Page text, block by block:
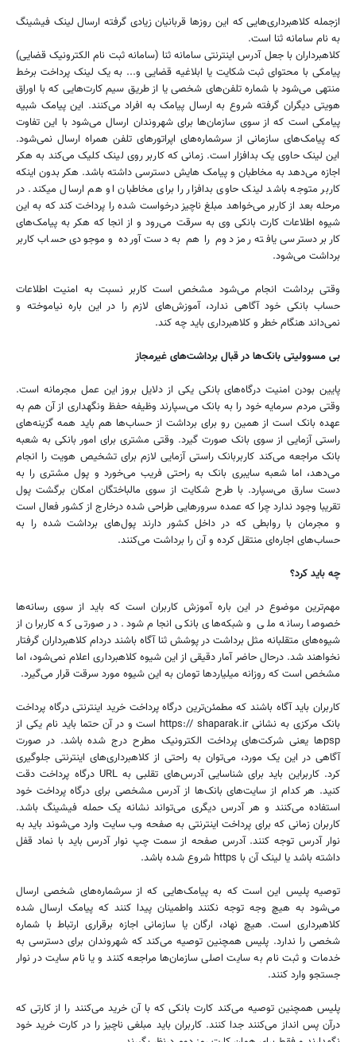
ازجمله کلاهبرداری‌هایی که این روزها قربانیان زیادی گرفته ارسال لینک فیشینگ
به نام سامانه ثنا است.
کلاهبرداران با جعل آدرس اینترنتی سامانه ثنا (سامانه ثبت نام الکترونیک قضایی)
پیامکی با محتوای ثبت شکایت یا ابلاغیه قضایی و... به یک لینک پرداخت برخط
منتهی می‌شود با شماره تلفن‌های شخصی یا از طریق سیم کارت‌هایی که با اوراق
هویتی دیگران گرفته شروع به ارسال پیامک به افراد می‌کنند. این پیامک شبیه
پیامکی است که از سوی سازمان‌ها برای شهروندان ارسال می‌شود با این تفاوت
که پیامک‌های سازمانی از سرشماره‌های اپراتورهای تلفن همراه ارسال نمی‌شود.
این لینک حاوی یک بدافزار است. زمانی که کاربر روی لینک کلیک می‌کند به هکر
اجازه می‌دهد به مخاطبان و پیامک هایش دسترسی داشته باشد. هکر بدون اینکه
کاربر متوجه باشد لینک حاوی بدافزار را برای مخاطبان او هم ارسال میکند. در
مرحله بعد از کاربر می‌خواهد مبلغ ناچیز درخواست شده را پرداخت کند که به این
شیوه اطلاعات کارت بانکی وی به سرقت می‌رود و از انجا که هکر به پیامک‌های
کاربر دسترسی یافته رمز دوم را هم به دست آورده و موجودی حساب کاربر
برداشت می‌شود.
وقتی برداشت انجام می‌شود مشخص است کاربر نسبت به امنیت اطلاعات
حساب بانکی خود آگاهی ندارد، آموزش‌های لازم را در این باره نیاموخته و
نمی‌داند هنگام خطر و کلاهبرداری باید چه کند.
بی مسوولیتی بانک‌ها در قبال برداشت‌های غیرمجاز
پایین بودن امنیت درگاه‌های بانکی یکی از دلایل بروز این عمل مجرمانه است.
وقتی مردم سرمایه خود را به بانک می‌سپارند وظیفه حفظ ونگهداری از آن هم به
عهده بانک است از همین رو برای برداشت از حساب‌ها هم باید همه گزینه‌های
راستی آزمایی از سوی بانک صورت گیرد. وقتی مشتری برای امور بانکی به شعبه
بانک مراجعه می‌کند کاربربانک راستی آزمایی لازم برای تشخیص هویت را انجام
می‌دهد، اما شعبه سایبری بانک به راحتی فریب می‌خورد و پول مشتری را به
دست سارق می‌سپارد. با طرح شکایت از سوی مالباختگان امکان برگشت پول
تقریبا وجود ندارد چرا که عمده سرورهایی طراحی شده درخارج از کشور فعال است
و مجرمان با روابطی که در داخل کشور دارند پول‌های برداشت شده را به
حساب‌های اجاره‌ای منتقل کرده و آن را برداشت می‌کنند.
چه باید کرد؟
مهم‌ترین موضوع در این باره آموزش کاربران است که باید از سوی رسانه‌ها
خصوصا رسانه ملی و شبکه‌های بانکی انجام شود. در صورتی که کاربران از
شیوه‌های متقلبانه مثل برداشت در پوشش ثنا آگاه باشند دردام کلاهبرداران گرفتار
نخواهند شد. درحال حاضر آمار دقیقی از این شیوه کلاهبرداری اعلام نمی‌شود، اما
مشخص است که روزانه میلیاردها تومان به این شیوه مورد سرقت قرار می‌گیرد.
کاربران باید آگاه باشند که مطمئن‌ترین درگاه پرداخت خرید اینترنتی درگاه پرداخت
بانک مرکزی به نشانی https:// shaparak.ir است و در آن حتما باید نام یکی از
psp‌ها یعنی شرکت‌های پرداخت الکترونیک مطرح درج شده باشد. در صورت
آگاهی در این یک مورد، می‌توان به راحتی از کلاهبرداری‌های اینترنتی جلوگیری
کرد. کاربراین باید برای شناسایی آدرس‌های تقلبی به URL درگاه پرداخت دقت
کنید. هر کدام از سایت‌های بانک‌ها از آدرس مشخصی برای درگاه پرداخت خود
استفاده می‌کنند و هر آدرس دیگری می‌تواند نشانه یک حمله فیشینگ باشد.
کاربران زمانی که برای پرداخت اینترنتی به صفحه وب سایت وارد می‌شوند باید به
نوار آدرس توجه کنند. آدرس صفحه از سمت چپ نوار آدرس باید با نماد قفل
داشته باشد یا لینک آن با https شروع شده باشد.
توصیه پلیس این است که به پیامک‌هایی که از سرشماره‌های شخصی ارسال
می‌شود به هیچ وجه توجه نکنند واطمینان پیدا کنند که پیامک ارسال شده
کلاهبرداری است. هیچ نهاد، ارگان یا سازمانی اجازه برقراری ارتباط با شماره
شخصی را ندارد. پلیس همچنین توصیه می‌کند که شهروندان برای دسترسی به
خدمات و ثبت نام به سایت اصلی سازمان‌ها مراجعه کنند و یا نام سایت در نوار
جستجو وارد کنند.
پلیس همچنین توصیه می‌کند کارت بانکی که با آن خرید می‌کنند را از کارتی که
درآن پس انداز می‌کنند جدا کنند. کاربران باید مبلغی ناچیز را در کارت خرید خود